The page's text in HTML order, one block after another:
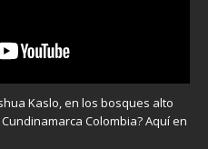
Kaslo, en los bosques alto
Colombia? Aquí en